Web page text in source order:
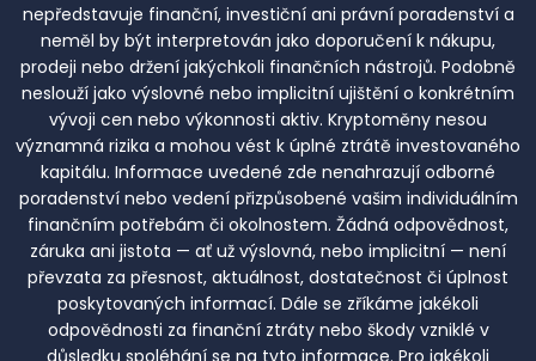
nepředstavuje finanční, investiční ani právní poradenství a
neměl by být interpretován jako doporučení k nákupu,
prodeji nebo držení jakýchkoli finančních nástrojů. Podobně
neslouží jako výslovné nebo implicitní ujištění o konkrétním
vývoji cen nebo výkonnosti aktiv. Kryptoměny nesou
významná rizika a mohou vést k úplné ztrátě investovaného
kapitálu. Informace uvedené zde nenahrazují odborné
poradenství nebo vedení přizpůsobené vašim individuálním
finančním potřebám či okolnostem. Žádná odpovědnost,
záruka ani jistota — ať už výslovná, nebo implicitní — není
převzata za přesnost, aktuálnost, dostatečnost či úplnost
poskytovaných informací. Dále se zříkáme jakékoli
odpovědnosti za finanční ztráty nebo škody vzniklé v